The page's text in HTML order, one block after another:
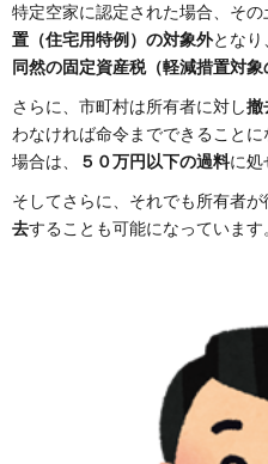
特定空家に認定された場合、その
置（住宅用特例）の対象外となり
同然の固定資産税（軽減措置対
さらに、市町村は所有者に対し撤
わなければ命令までできること
場合は、
５０万円以下の過料に処
そしてさらに、それでも所有者が
去することも可能になっています